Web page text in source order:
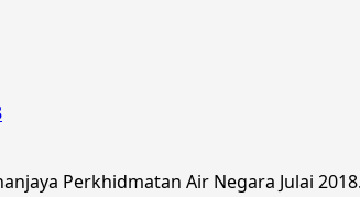
Perkhidmatan Air Negara Julai